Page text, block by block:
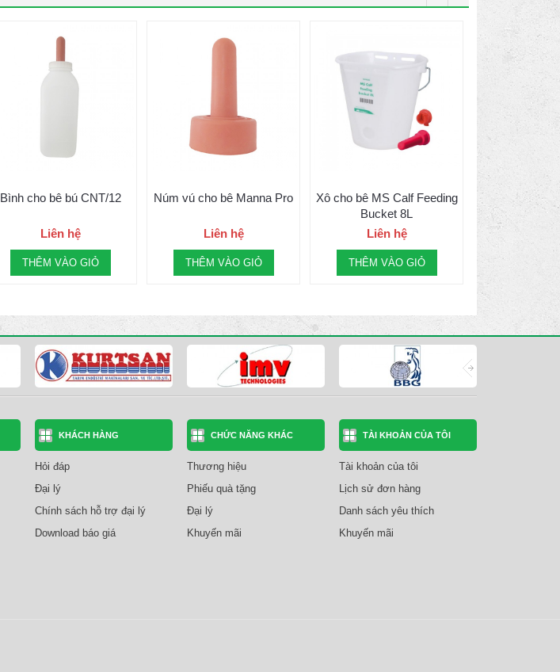
Bình cho bê bú CNT/12
Liên hệ
THÊM VÀO GIỎ
Núm vú cho bê Manna Pro
Liên hệ
THÊM VÀO GIỎ
Xô cho bê MS Calf Feeding
Bucket 8L
Liên hệ
THÊM VÀO GIỎ
KHÁCH HÀNG
Hỏi đáp
Đại lý
Chính sách hỗ trợ đại lý
Download báo giá
CHỨC NĂNG KHÁC
Thương hiệu
Phiếu quà tặng
Đại lý
Khuyến mãi
TÀI KHOẢN CỦA TÔI
Tài khoản của tôi
Lịch sử đơn hàng
Danh sách yêu thích
Khuyến mãi